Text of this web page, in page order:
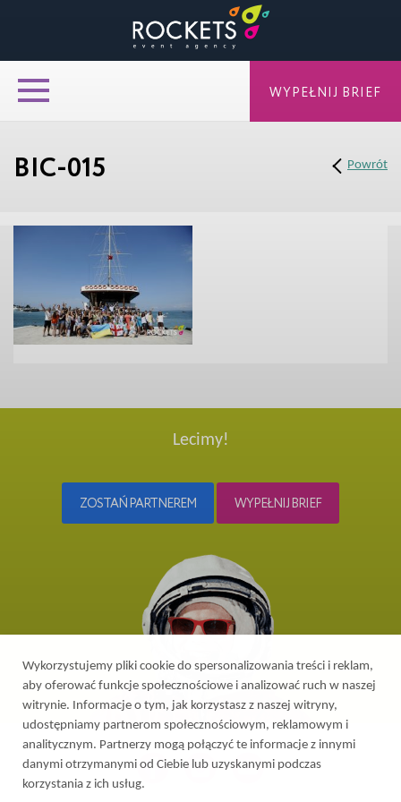
BIC-015 Powrót
Lecimy!
ZOSTAŃ PARTNEREM WYPEŁNIJ BRIEF
WYPEŁNIJ BRIEF
Wykorzystujemy pliki cookie do spersonalizowania treści i reklam,
aby oferować funkcje społecznościowe i analizować ruch w naszej
witrynie. Informacje o tym, jak korzystasz z naszej witryny,
udostępniamy partnerom społecznościowym, reklamowym i
analitycznym. Partnerzy mogą połączyć te informacje z innymi
danymi otrzymanymi od Ciebie lub uzyskanymi podczas
korzystania z ich usług.